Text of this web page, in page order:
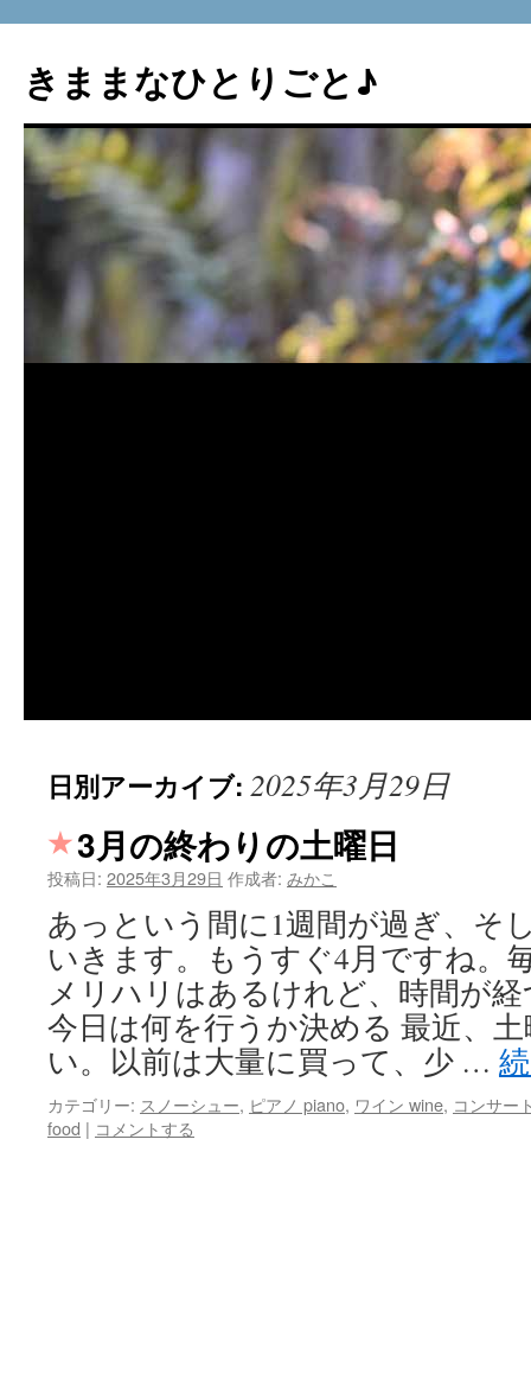
テ
ン
ス
キ
きままなひとりごと♪
日別アーカイブ: 2025年3月29日
3月の終わりの土曜日
投稿日: 2025年3月29日 作成者: みかこ
あっという間に1週間が過ぎ、そ
いきます。もうすぐ4月ですね。
メリハリはあるけれど、時間が
今日は何を行うか決める 最近、
い。以前は大量に買って、少 …
カテゴリー: スノーシュー, ピアノ piano, ワイン wine, コンサー
food | コメントする